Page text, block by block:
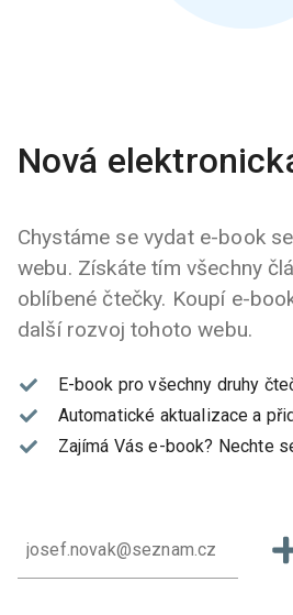
Nová
Chystáme se vydat e-book
webu. Získáte tím všechny
oblíbené čtečky. Koupí e-
další rozvoj tohoto webu.
E-book pro všechny druhy
Automatické aktualizace a
Zajímá Vás e-book? Nechte